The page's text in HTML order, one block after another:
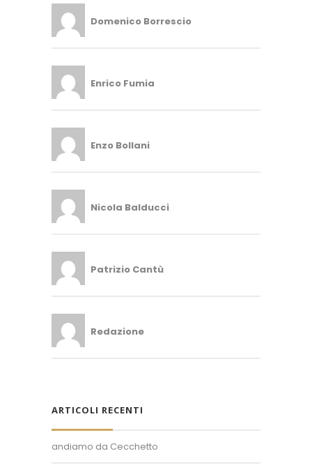
Domenico Borrescio
Enrico Fumia
Enzo Bollani
Nicola Balducci
Patrizio Cantù
Redazione
ARTICOLI RECENTI
andiamo da Cecchetto